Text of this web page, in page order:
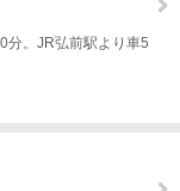
分。JR弘前駅より車5